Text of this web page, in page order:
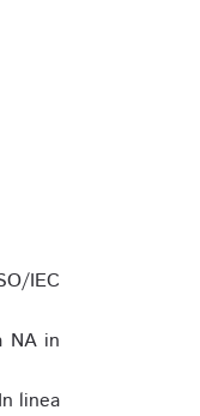
IEC
NA in
linea